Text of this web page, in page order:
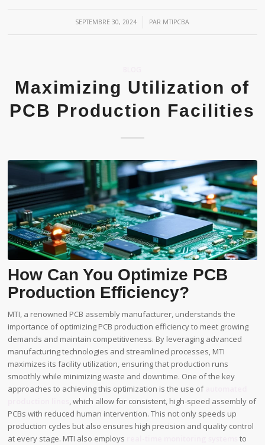
SEPTEMBRE 30, 2024
/ PAR MTIPCBA
Maximizing Utilization of
PCB Production Facilities
How Can You Optimize PCB
Production Efficiency?
MTI, a renowned PCB assembly manufacturer, understands the
importance of optimizing PCB production efficiency to meet growing
demands and maintain competitiveness. By leveraging advanced
manufacturing technologies and streamlined processes, MTI
maximizes its facility utilization, ensuring that production runs
smoothly while minimizing waste and downtime. One of the key
approaches to achieving this optimization is the use of
, which allow for consistent, high-speed assembly of
PCBs with reduced human intervention. This not only speeds up
production cycles but also ensures high precision and quality control
at every stage. MTI also employs
to